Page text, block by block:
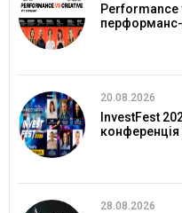
Performance
20.08.2026
InvestFest
конференція
28.08.2026